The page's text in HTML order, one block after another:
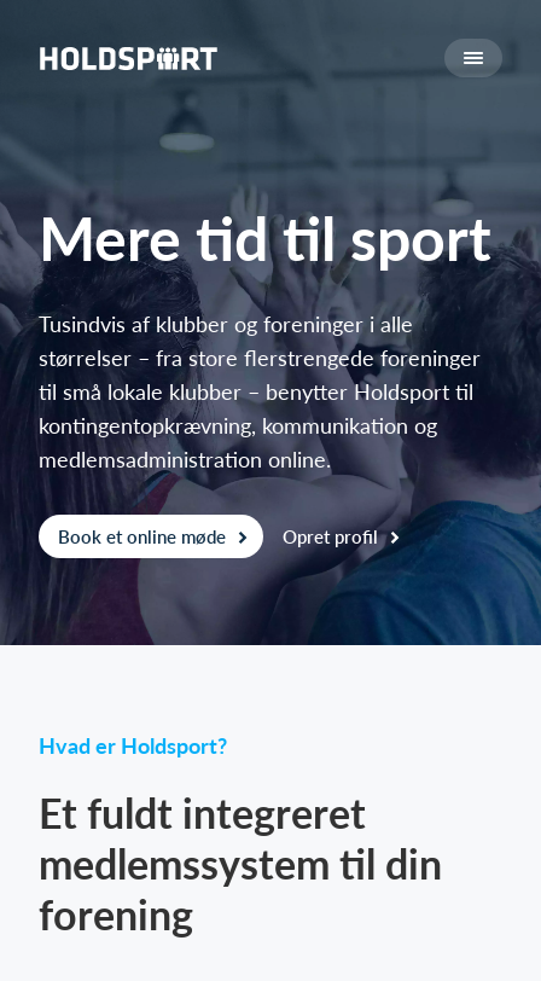
Om Holdsport
Mød os
Presseomtale
Funktioner
Kalender
Kontingentopkrævning
Hjemmeside
Webshop
Billetsystem
Hvad koster det?
Mere tid til sport
Tusindvis af klubber og foreninger i alle
størrelser – fra store flerstrengede foreninger
til små lokale klubber – benytter Holdsport til
kontingentopkrævning, kommunikation og
medlemsadministration online.
Book et online møde Opret profil
Hvad er Holdsport?
Et fuldt integreret
medlemssystem til din
forening